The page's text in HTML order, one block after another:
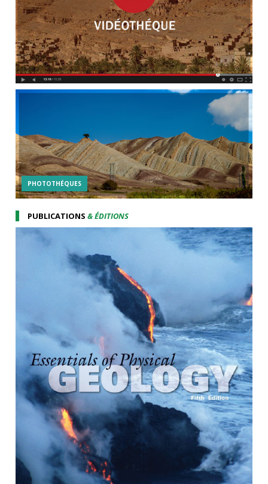
PHOTOTHÉQUES
PUBLICATIONS& ÉDITIONS